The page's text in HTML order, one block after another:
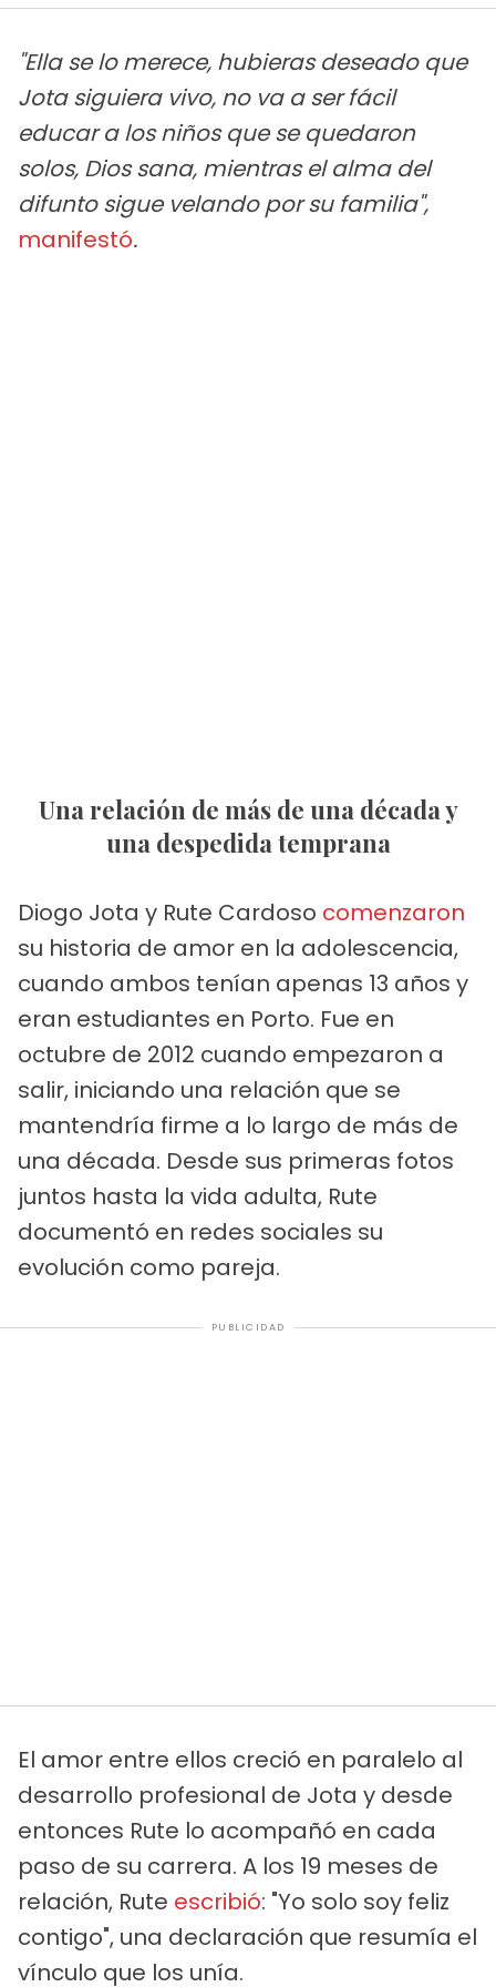
"Ella se lo merece, hubieras deseado que
Jota siguiera vivo, no va a ser fácil
educar a los niños que se quedaron
solos, Dios sana, mientras el alma del
difunto sigue velando por su familia",
manifestó.
Una relación de más de una década y
una despedida temprana
Diogo Jota y Rute Cardoso comenzaron
su historia de amor en la adolescencia,
cuando ambos tenían apenas 13 años y
eran estudiantes en Porto. Fue en
octubre de 2012 cuando empezaron a
salir, iniciando una relación que se
mantendría firme a lo largo de más de
una década. Desde sus primeras fotos
juntos hasta la vida adulta, Rute
documentó en redes sociales su
evolución como pareja.
PUBLICIDAD
El amor entre ellos creció en paralelo al
desarrollo profesional de Jota y desde
entonces Rute lo acompañó en cada
paso de su carrera. A los 19 meses de
relación, Rute escribió: "Yo solo soy feliz
contigo", una declaración que resumía el
vínculo que los unía.